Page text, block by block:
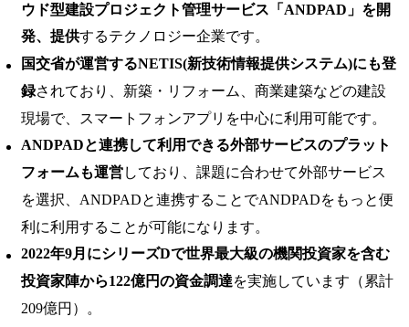
ウド型建設プロジェクト管理サービス「ANDPAD」を開
発、提供するテクノロジー企業です。
国交省が運営するNETIS(新技術情報提供システム)にも登
録されており、新築・リフォーム、商業建築などの建設
現場で、スマートフォンアプリを中心に利用可能です。
ANDPADと連携して利用できる外部サービスのプラット
フォームも運営しており、課題に合わせて外部サービス
を選択、ANDPADと連携することでANDPADをもっと便
利に利用することが可能になります。
2022年9月にシリーズDで世界最大級の機関投資家を含む
投資家陣から122億円の資金調達を実施しています（累計
209億円）。